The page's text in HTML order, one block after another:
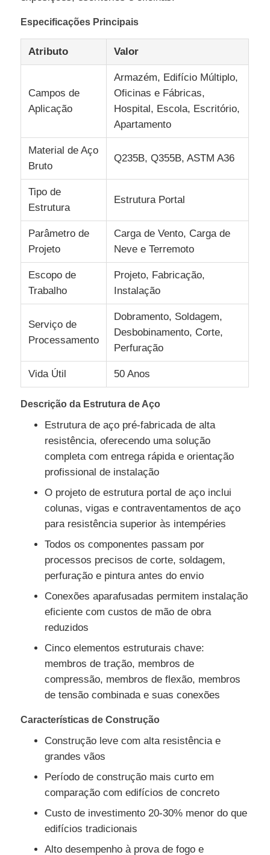
Produtos
Espetáculo VR
Visita à Fábrica
Controle de Qualidade
Contacte-nos
Notícias
Casos
Solicitar Orçamento
Estrutura de aço pré -fabricada
Armazém de estrutura de aço
Oficina de estrutura de aço
Edifício da estrutura de aço
Construção da estrutura de aço
Edifício da estrutura de aço
Fabricação da construção de aço
Material de construção de aço
Casa de aves
Especificações Principais
Atributo Valor
Campos de
Aplicação
Armazém, Edifício Múltiplo,
Oficinas e Fábricas,
Hospital, Escola, Escritório,
Apartamento
Material de Aço
Bruto
Q235B, Q355B, ASTM A36
Tipo de
Estrutura
Estrutura Portal
Parâmetro de
Projeto
Carga de Vento, Carga de
Neve e Terremoto
Escopo de
Trabalho
Projeto, Fabricação,
Instalação
Serviço de
Processamento
Dobramento, Soldagem,
Desbobinamento, Corte,
Perfuração
Vida Útil 50 Anos
Descrição da Estrutura de Aço
Estrutura de aço pré-fabricada de alta
resistência, oferecendo uma solução
completa com entrega rápida e orientação
profissional de instalação
O projeto de estrutura portal de aço inclui
colunas, vigas e contraventamentos de aço
para resistência superior às intempéries
Todos os componentes passam por
processos precisos de corte, soldagem,
perfuração e pintura antes do envio
Conexões aparafusadas permitem instalação
eficiente com custos de mão de obra
reduzidos
Cinco elementos estruturais chave:
membros de tração, membros de
compressão, membros de flexão, membros
de tensão combinada e suas conexões
Características de Construção
Construção leve com alta resistência e
grandes vãos
Período de construção mais curto em
comparação com edifícios de concreto
Custo de investimento 20-30% menor do que
edifícios tradicionais
Alto desempenho à prova de fogo e